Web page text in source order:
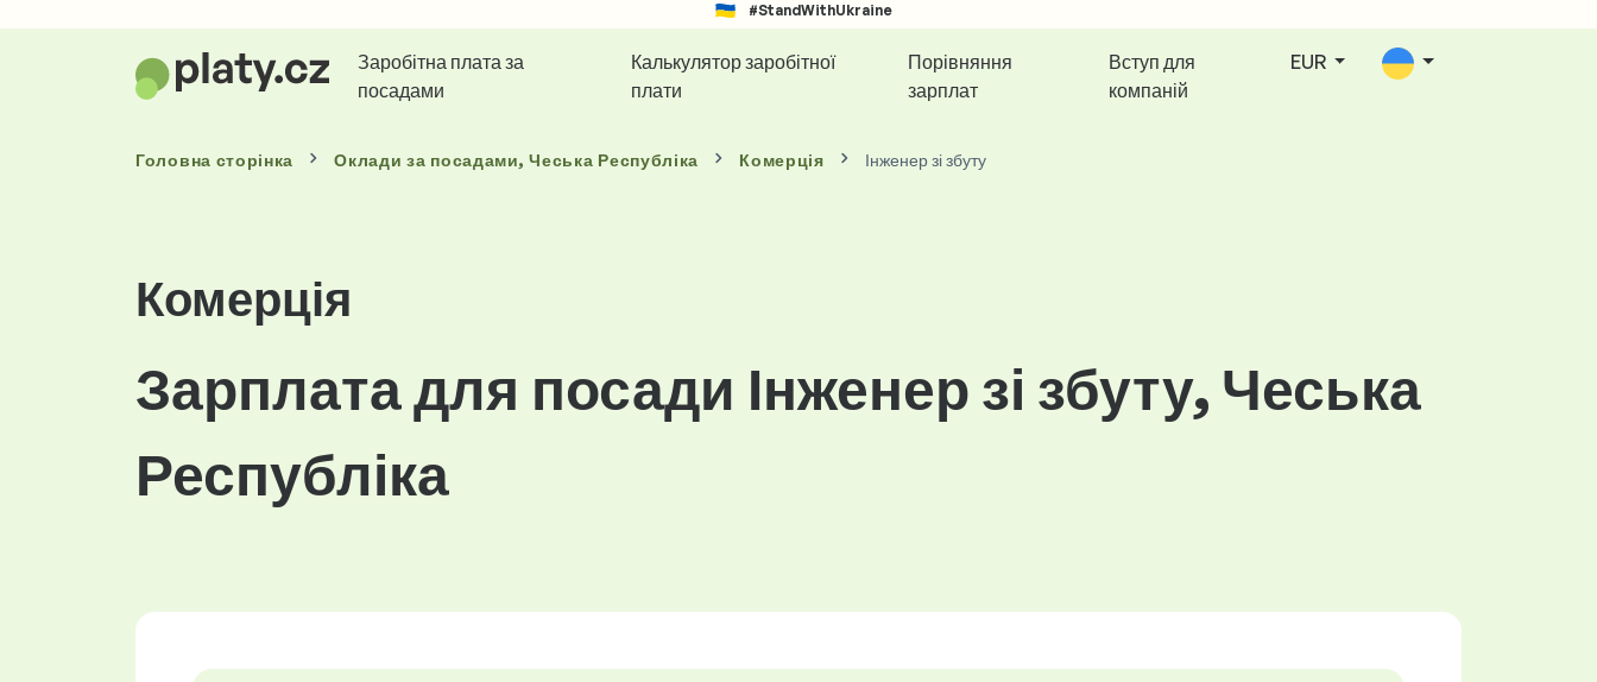
#StandWithUkraine
Заробітна плата за
посадами
Калькулятор заробітної
плати
Порівняння
зарплат
Вступ для
компаній
EUR
Головна сторінка Окладиза посадами, Чеська Республіка Комерція Інженер зі збуту
Комерція
Зарплата для посади Інженер зі збуту, Чеська
Республіка